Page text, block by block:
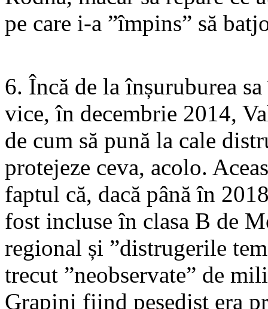
pe care i-a ”împins” să
6. Încă de la înșuruburea
vice, în decembrie 2014,
de cum să pună la cale
protejeze ceva, acolo.
faptul că, dacă până în
fost incluse în clasa B de
regional și ”distrugerile
trecut ”neobservate” de
Grapini fiind pesedist era